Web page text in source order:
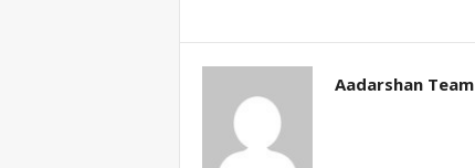
Aadarshan Team